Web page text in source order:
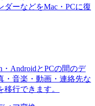
ーなどをMac・PCに復
・AndroidとPCの間のデ
・音楽・動画・連絡先な
行できます。